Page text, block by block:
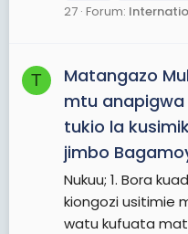
27 Forum:
T
Matangazo
mtu anapigwa
tukio la
jimbo
Nukuu; 1. Bora
kiongozi usitimie
watu kufuata